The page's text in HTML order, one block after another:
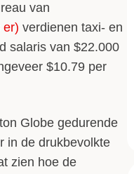
van
er) verdienen taxi- en
salaris van $22.000
$10.79 per
Globe gedurende
in de drukbevolkte
zien hoe de